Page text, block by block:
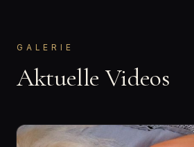
GALERIE
Aktuelle Videos